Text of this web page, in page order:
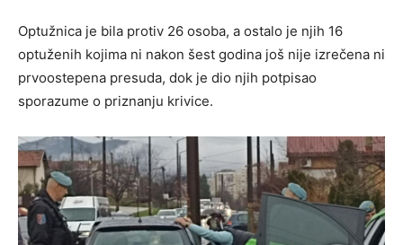
Optužnica je bila protiv 26 osoba, a ostalo je njih 16
optuženih kojima ni nakon šest godina još nije izrečena ni
prvoostepena presuda, dok je dio njih potpisao
sporazume o priznanju krivice.